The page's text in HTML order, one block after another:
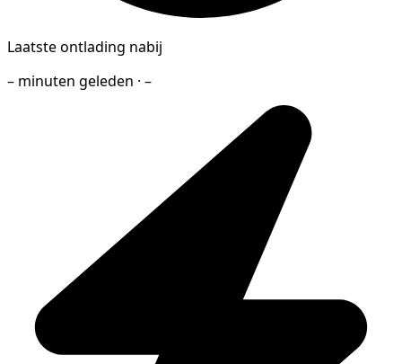
Laatste ontlading nabij
– minuten geleden · –